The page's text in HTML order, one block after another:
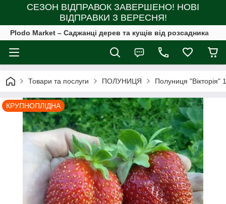
СЕЗОН ВІДПРАВОК ЗАВЕРШЕНО! НОВІ
ВІДПРАВКИ З ВЕРЕСНЯ!
Plodo Market – Саджанці дерев та кущів від розсадника
Товари та послуги ПОЛУНИЦЯ Полуниця "Вікторія"
КРУПНОПЛІДНА